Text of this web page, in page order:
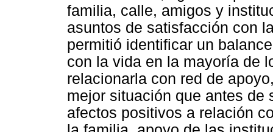
familia, calle, amigos y
asuntos de satisfacción con
permitió identificar un
con la vida en la mayoría de
relacionarla con red de
mejor situación que antes de
afectos positivos a relación